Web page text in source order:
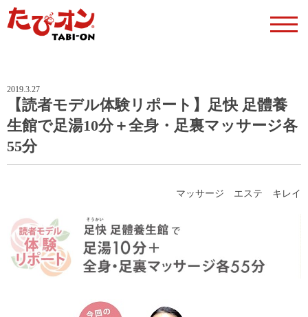
2019.3.27
【読者モデル体験リポート】足快 足體養
生館で足湯10分＋全身・足裏マッサージ各
55分
マッサージ エステ キレイ